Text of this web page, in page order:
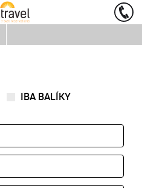
IBA BALÍKY